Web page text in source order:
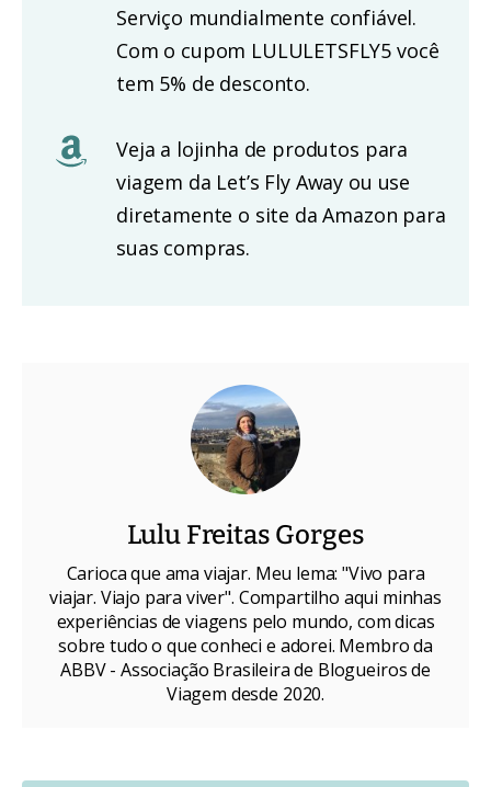
Serviço mundialmente confiável.
Com o cupom LULULETSFLY5 você
tem 5% de desconto.
Veja a lojinha de produtos para
viagem da Let’s Fly Away ou use
diretamente o site da Amazon para
suas compras.
Lulu Freitas Gorges
Carioca que ama viajar. Meu lema: "Vivo para
viajar. Viajo para viver". Compartilho aqui minhas
experiências de viagens pelo mundo, com dicas
sobre tudo o que conheci e adorei. Membro da
ABBV - Associação Brasileira de Blogueiros de
Viagem desde 2020.